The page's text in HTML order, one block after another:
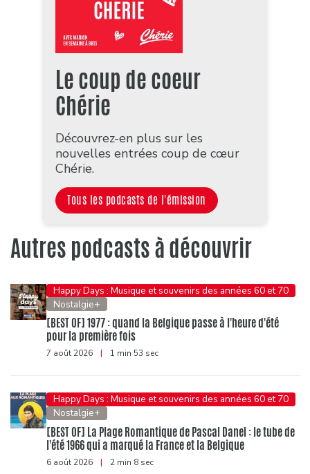
Le coup de coeur
Chérie
Découvrez-en plus sur les
nouvelles entrées coup de cœur
Chérie.
Tous les podcasts de l'émission
Autres podcasts à découvrir
Happy Days : Musique et souvenirs des années 60 et 70
Nostalgie+
[BEST OF] 1977 : quand la Belgique passe à l'heure d'été
pour la première fois
7 août 2026 | 1 min 53 sec
Happy Days : Musique et souvenirs des années 60 et 70
Nostalgie+
[BEST OF] La Plage Romantique de Pascal Danel : le tube de
l'été 1966 qui a marqué la France et la Belgique
6 août 2026 | 2 min 8 sec